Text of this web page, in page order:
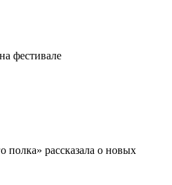
фестивале
полка» рассказала о новых